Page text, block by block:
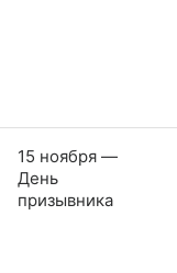
15 ноября —
День
призывника